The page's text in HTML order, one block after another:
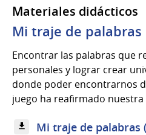
Materiales didácticos
Mi traje de palabras
Encontrar las palabras que
personales y lograr crear
donde poder encontrarnos
juego ha reafirmado nuestra
Mi traje de palabras